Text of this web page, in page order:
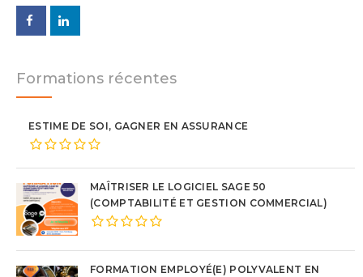
Formations récentes
ESTIME DE SOI, GAGNER EN ASSURANCE
MAÎTRISER LE LOGICIEL SAGE 50
(COMPTABILITÉ ET GESTION COMMERCIAL)
FORMATION EMPLOYÉ(E) POLYVALENT EN